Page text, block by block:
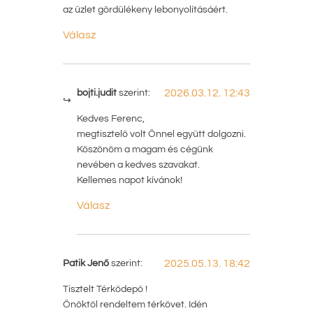
az üzlet gördülékeny lebonyolításáért.
Válasz
bojti.judit szerint: 2026.03.12. 12:43
Kedves Ferenc,
megtisztelő volt Önnel együtt dolgozni.
Köszönöm a magam és cégünk
nevében a kedves szavakat.
Kellemes napot kívánok!
Válasz
Patik Jenő szerint: 2025.05.13. 18:42
Tisztelt Térkődepó !
Önöktől rendeltem térkövet. Idén